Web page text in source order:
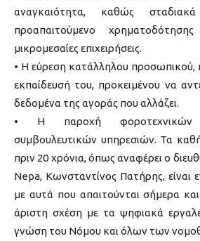
αναγκαιότητα, καθώς
προαπαιτούμενο
μικρομεσαίες επιχειρήσεις.
• Η εύρεση κατάλληλου προσωπικού,
εκπαίδευσή του, προκειμένου να
δεδομένα της αγοράς που αλλάζει.
• Η παροχή φοροτεχνικών
συμβουλευτικών υπηρεσιών. Τα
πριν 20 χρόνια, όπως αναφέρει ο
Nepa, Κωνσταντίνος Πατήρης, είναι
με αυτά που απαιτούνται σήμερα
άριστη σχέση με τα ψηφιακά
γνώση του Νόμου και όλων των